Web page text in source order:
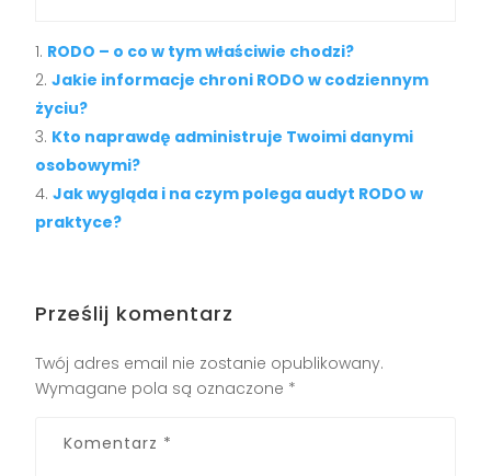
RODO – o co w tym właściwie chodzi?
Jakie informacje chroni RODO w codziennym
życiu?
Kto naprawdę administruje Twoimi danymi
osobowymi?
Jak wygląda i na czym polega audyt RODO w
praktyce?
Prześlij komentarz
Twój adres email nie zostanie opublikowany.
Wymagane pola są oznaczone *